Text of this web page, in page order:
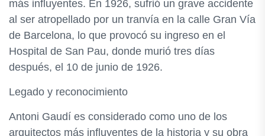
más influyentes. En 1926, sufrió un grave accidente
al ser atropellado por un tranvía en la calle Gran Vía
de Barcelona, lo que provocó su ingreso en el
Hospital de San Pau, donde murió tres días
después, el 10 de junio de 1926.
Legado y reconocimiento
Antoni Gaudí es considerado como uno de los
arquitectos más influyentes de la historia y su obra